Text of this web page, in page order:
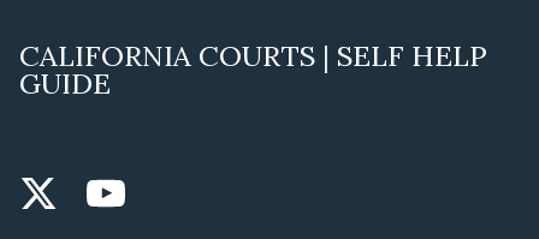
CALIFORNIA COURTS | SELF HELP
GUIDE